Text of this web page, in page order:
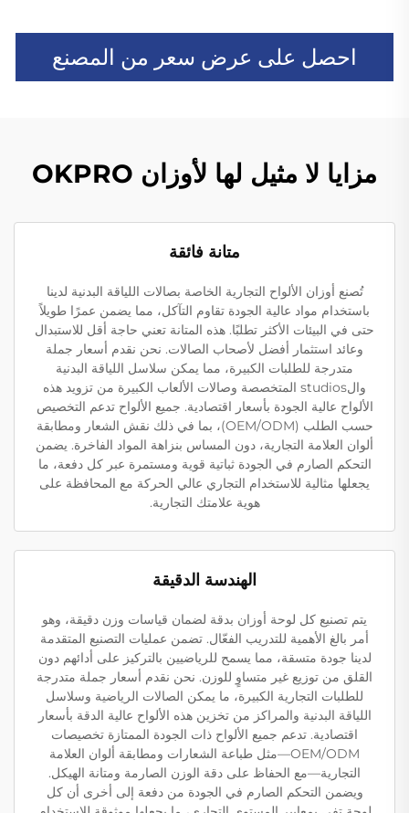
احصل على عرض سعر من المصنع
مزايا لا مثيل لها لأوزان OKPRO
متانة فائقة
تُصنع أوزان الألواح التجارية الخاصة بصالات اللياقة البدنية لدينا
باستخدام مواد عالية الجودة تقاوم التآكل، مما يضمن عمرًا طويلاً
حتى في البيئات الأكثر تطلبًا. هذه المتانة تعني حاجة أقل للاستبدال
وعائد استثمار أفضل لأصحاب الصالات. نحن نقدم أسعار جملة
متدرجة للطلبات الكبيرة، مما يمكن سلاسل اللياقة البدنية
والstudios المتخصصة وصالات الألعاب الكبيرة من تزويد هذه
الألواح عالية الجودة بأسعار اقتصادية. جميع الألواح تدعم التخصيص
حسب الطلب (OEM/ODM)، بما في ذلك نقش الشعار ومطابقة
ألوان العلامة التجارية، دون المساس بنزاهة المواد الفاخرة. يضمن
التحكم الصارم في الجودة ثباتية قوية ومستمرة عبر كل دفعة، ما
يجعلها مثالية للاستخدام التجاري عالي الحركة مع المحافظة على
هوية علامتك التجارية.
الهندسة الدقيقة
يتم تصنيع كل لوحة أوزان بدقة لضمان قياسات وزن دقيقة، وهو
أمر بالغ الأهمية للتدريب الفعّال. تضمن عمليات التصنيع المتقدمة
لدينا جودة متسقة، مما يسمح للرياضيين بالتركيز على أدائهم دون
القلق من توزيع غير متساوٍ للوزن. نحن نقدم أسعار جملة متدرجة
للطلبات التجارية الكبيرة، ما يمكن الصالات الرياضية وسلاسل
اللياقة البدنية والمراكز من تخزين هذه الألواح عالية الدقة بأسعار
اقتصادية. تدعم جميع الألواح ذات الجودة الممتازة تخصيصات
OEM/ODM—مثل طباعة الشعارات ومطابقة ألوان العلامة
التجارية—مع الحفاظ على دقة الوزن الصارمة ومتانة الهيكل.
ويضمن التحكم الصارم في الجودة من دفعة إلى أخرى أن كل